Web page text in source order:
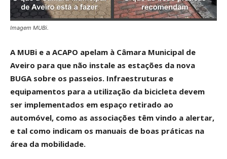
Imagem MUBi.
A MUBi e a ACAPO apelam à Câmara Municipal de
Aveiro para que não instale as estações da nova
BUGA sobre os passeios. Infraestruturas e
equipamentos para a utilização da bicicleta devem
ser implementados em espaço retirado ao
automóvel, como as associações têm vindo a alertar,
e tal como indicam os manuais de boas práticas na
área da mobilidade.